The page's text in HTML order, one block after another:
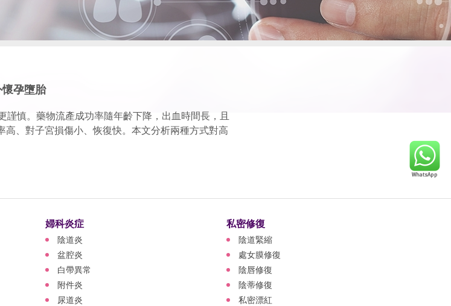
孕墮胎
慎。藥物流產成功率隨年齡下降，出血時間長，且
、對子宮損傷小、恢復快。本文分析兩種方式對高
婦科炎症
陰道炎
盆腔炎
白帶異常
附件炎
尿道炎
私密修復
陰道緊縮
處女膜修復
陰唇修復
陰蒂修復
私密漂紅